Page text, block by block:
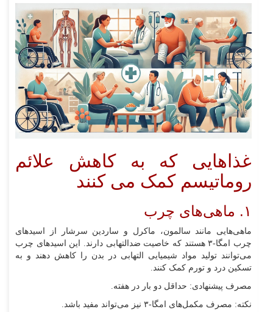
غذاهایی که به کاهش علائم
روماتیسم کمک می‌ کنند
۱. ماهی‌های چرب
ماهی‌هایی مانند سالمون، ماکرل و ساردین سرشار از اسیدهای
چرب امگا-۳ هستند که خاصیت ضدالتهابی دارند. این اسیدهای چرب
می‌توانند تولید مواد شیمیایی التهابی در بدن را کاهش دهند و به
تسکین درد و تورم کمک کنند.
مصرف پیشنهادی: حداقل دو بار در هفته.
نکته: مصرف مکمل‌های امگا-۳ نیز می‌تواند مفید باشد.